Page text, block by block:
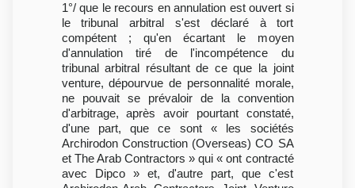
1°/ que le recours en annulation est ouvert si
le tribunal arbitral s'est déclaré à tort
compétent ; qu'en écartant le moyen
d'annulation tiré de l'incompétence du
tribunal arbitral résultant de ce que la joint
venture, dépourvue de personnalité morale,
ne pouvait se prévaloir de la convention
d'arbitrage, après avoir pourtant constaté,
d'une part, que ce sont « les sociétés
Archirodon Construction (Overseas) CO SA
et The Arab Contractors » qui « ont contracté
avec Dipco » et, d'autre part, que c'est